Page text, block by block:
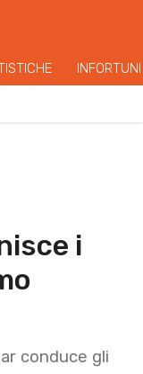
INFORTUNI
i
conduce gli